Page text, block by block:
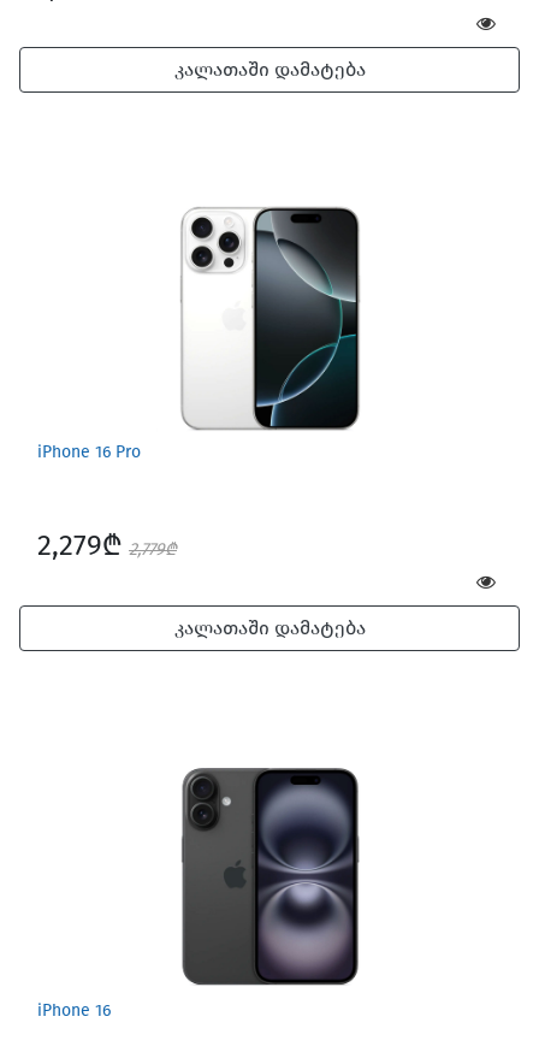
კალათაში დამატება
iPhone 16 Pro
2,279₾ 2,779₾
კალათაში დამატება
iPhone 16